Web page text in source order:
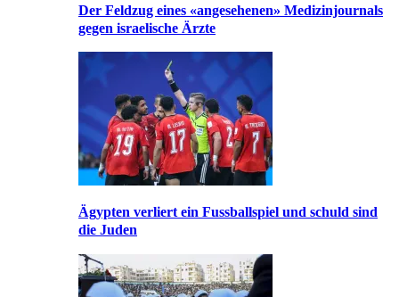
Der Feldzug eines «angesehenen» Medizinjournals
gegen israelische Ärzte
Ägypten verliert ein Fussballspiel und schuld sind
die Juden